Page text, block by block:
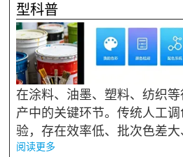
型科普
在涂料、油墨、塑料、纺织
产中的关键环节。传统人工
验，存在效率低、批次色差
脑配色软件通过建立色料数据
阅读更多